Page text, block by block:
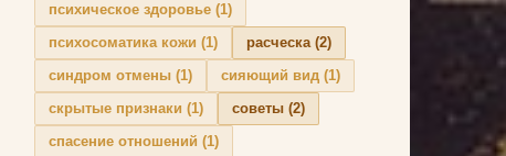
психическое здоровье (1)
психосоматика кожи (1) расческа(2)
синдром отмены (1) сияющий вид (1)
скрытые признаки (1) советы (2)
спасение отношений (1)